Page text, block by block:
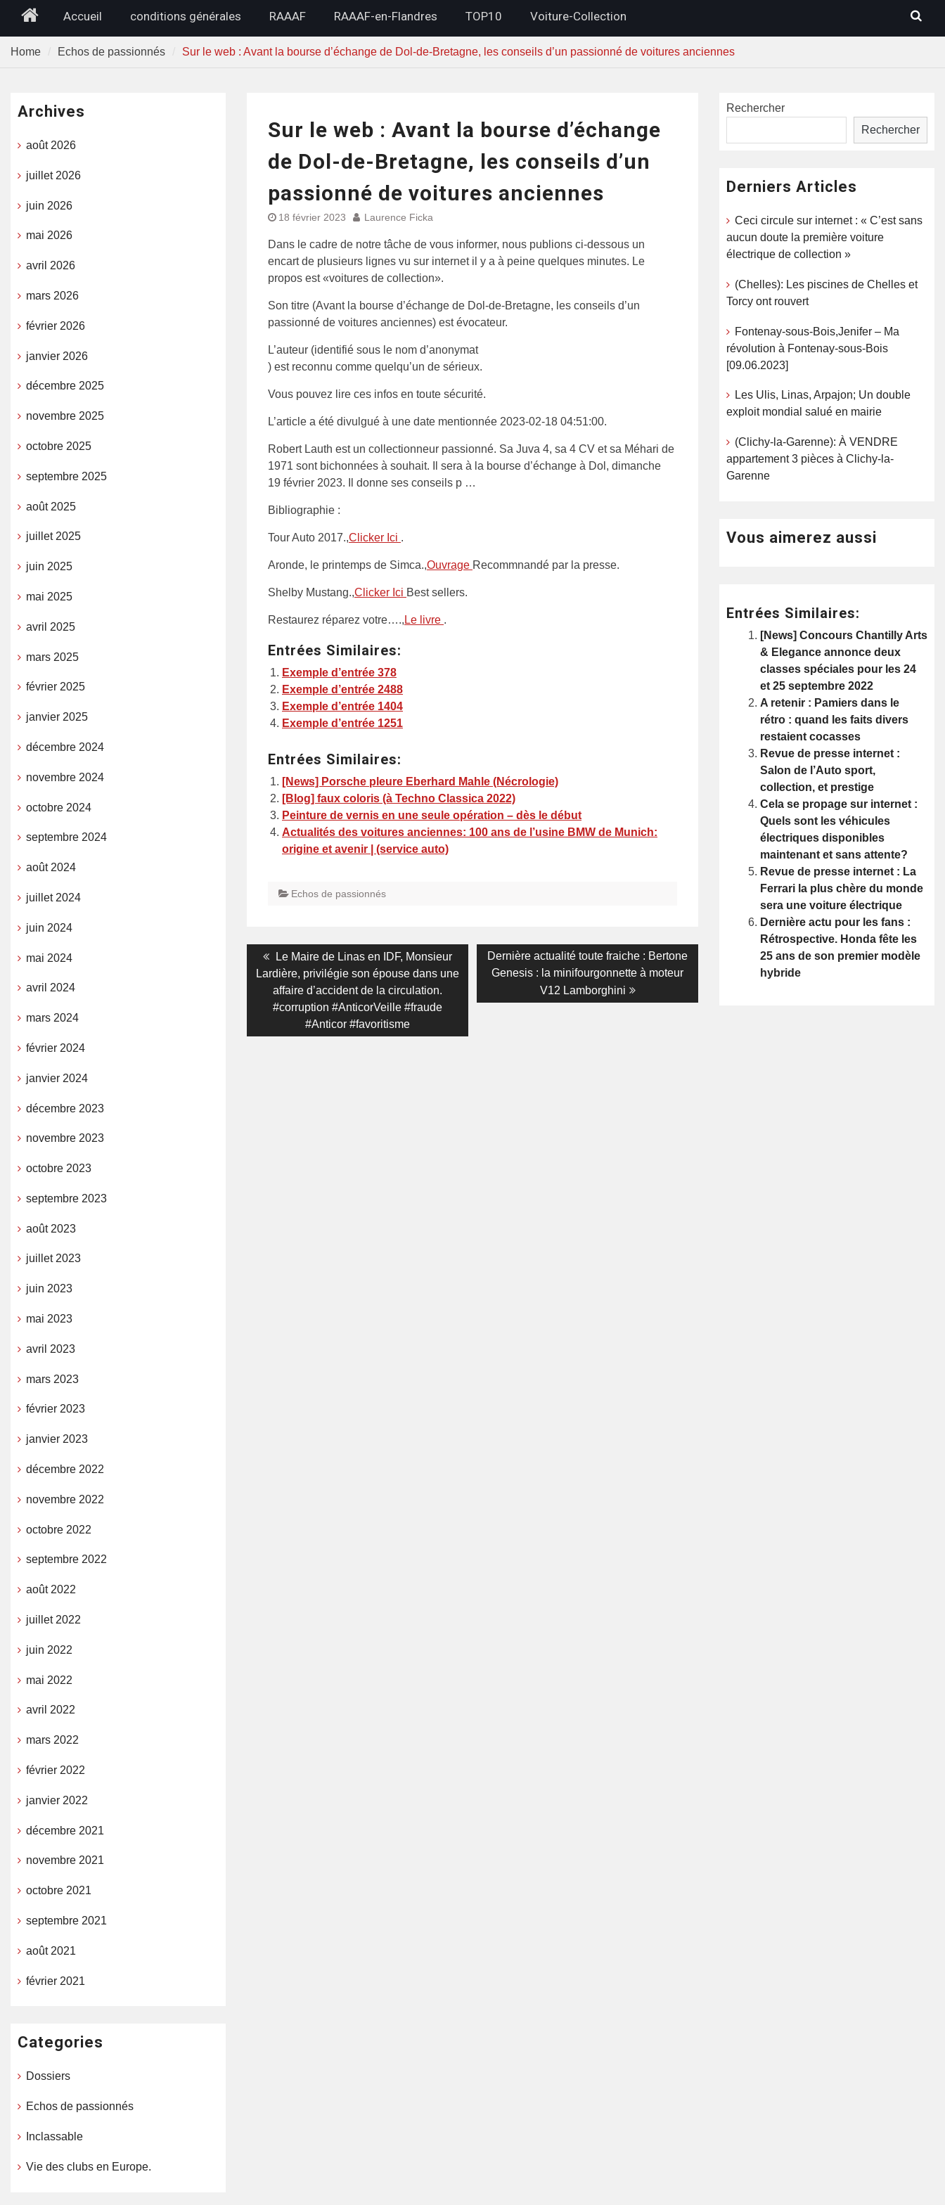
HomeAccueil conditions générales RAAAF RAAAF-en-Flandres TOP10 Voiture-Collection
Home Echos de passionnés Sur le web : Avant la bourse d’échange de Dol-de-Bretagne, les conseils d’un passionné de voitures anciennes
Sur le web : Avant la bourse d’échange
de Dol-de-Bretagne, les conseils d’un
passionné de voitures anciennes
18 février 2023 Laurence Ficka
Dans le cadre de notre tâche de vous informer, nous publions ci-dessous un
encart de plusieurs lignes vu sur internet il y a à peine quelques minutes. Le
propos est «voitures de collection».
Son titre (Avant la bourse d’échange de Dol-de-Bretagne, les conseils d’un
passionné de voitures anciennes) est évocateur.
L’auteur (identifié sous le nom d’anonymat
) est reconnu comme quelqu’un de sérieux.
Vous pouvez lire ces infos en toute sécurité.
L’article a été divulgué à une date mentionnée 2023-02-18 04:51:00.
​Robert Lauth est un collectionneur passionné. Sa Juva 4, sa 4 CV et sa Méhari de
1971 sont bichonnées à souhait. Il sera à la bourse d’échange à Dol, dimanche
19 février 2023. Il donne ses conseils p …
Bibliographie :
Tour Auto 2017.,Clicker Ici .
Aronde, le printemps de Simca.,Ouvrage Recommnandé par la presse.
Shelby Mustang.,Clicker Ici Best sellers.
Restaurez réparez votre…., Le livre .
Entrées Similaires:
Exemple d’entrée 378
Exemple d’entrée 2488
Exemple d’entrée 1404
Exemple d’entrée 1251
Entrées Similaires:
[News] Porsche pleure Eberhard Mahle (Nécrologie)
[Blog] faux coloris (à Techno Classica 2022)
Peinture de vernis en une seule opération – dès le début
Actualités des voitures anciennes: 100 ans de l’usine BMW de Munich:
origine et avenir | (service auto)
Echos de passionnés
Navigation
de
l’article
Previous
post:
Le Maire de Linas en IDF, Monsieur
Lardière, privilégie son épouse dans une
affaire d’accident de la circulation.
#corruption #AnticorVeille #fraude
#Anticor #favoritisme
Next
post:
Dernière actualité toute fraiche : Bertone
Genesis : la minifourgonnette à moteur
V12 Lamborghini
Rechercher
Rechercher
Derniers Articles
Ceci circule sur internet : « C’est sans
aucun doute la première voiture
électrique de collection »
(Chelles): Les piscines de Chelles et
Torcy ont rouvert
Fontenay-sous-Bois,Jenifer – Ma
révolution à Fontenay-sous-Bois
[09.06.2023]
Les Ulis, Linas, Arpajon; Un double
exploit mondial salué en mairie
(Clichy-la-Garenne): À VENDRE
appartement 3 pièces à Clichy-la-
Garenne
Vous aimerez aussi
Entrées Similaires:
[News] Concours Chantilly Arts
& Elegance annonce deux
classes spéciales pour les 24
et 25 septembre 2022
A retenir : Pamiers dans le
rétro : quand les faits divers
restaient cocasses
Revue de presse internet :
Salon de l’Auto sport,
collection, et prestige
Cela se propage sur internet :
Quels sont les véhicules
électriques disponibles
maintenant et sans attente?
Revue de presse internet : La
Ferrari la plus chère du monde
sera une voiture électrique
Dernière actu pour les fans :
Rétrospective. Honda fête les
25 ans de son premier modèle
hybride
Archives
août 2026
juillet 2026
juin 2026
mai 2026
avril 2026
mars 2026
février 2026
janvier 2026
décembre 2025
novembre 2025
octobre 2025
septembre 2025
août 2025
juillet 2025
juin 2025
mai 2025
avril 2025
mars 2025
février 2025
janvier 2025
décembre 2024
novembre 2024
octobre 2024
septembre 2024
août 2024
juillet 2024
juin 2024
mai 2024
avril 2024
mars 2024
février 2024
janvier 2024
décembre 2023
novembre 2023
octobre 2023
septembre 2023
août 2023
juillet 2023
juin 2023
mai 2023
avril 2023
mars 2023
février 2023
janvier 2023
décembre 2022
novembre 2022
octobre 2022
septembre 2022
août 2022
juillet 2022
juin 2022
mai 2022
avril 2022
mars 2022
février 2022
janvier 2022
décembre 2021
novembre 2021
octobre 2021
septembre 2021
août 2021
février 2021
Categories
Dossiers
Echos de passionnés
Inclassable
Vie des clubs en Europe.